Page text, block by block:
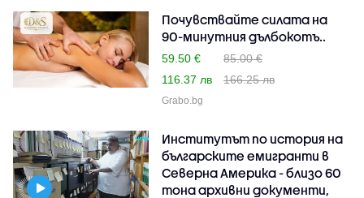
Почувствайте силата на
90-минутния дълбокотъ..
59.50 €
85.00 €
116.37 лв
166.25 лв
Grabo.bg
Институтът по история на
българските емигранти в
Северна Америка - близо 60
тона архивни документи,